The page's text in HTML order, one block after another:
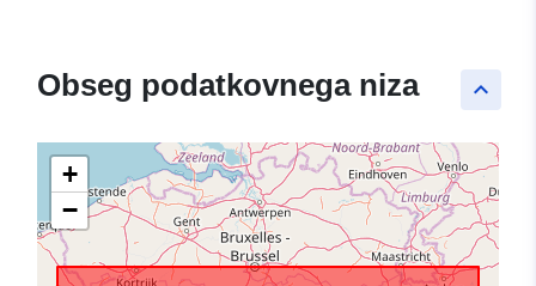
keyboard_arrow_up
Obseg podatkovnega niza
+
−